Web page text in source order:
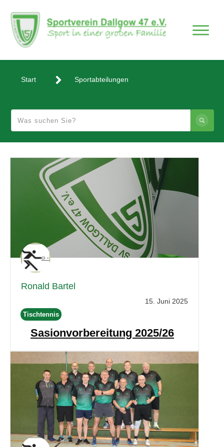
Start Sportabteilungen
Ronald Bartel
15. Juni 2025
Tischtennis
Sasionvorbereitung 2025/26